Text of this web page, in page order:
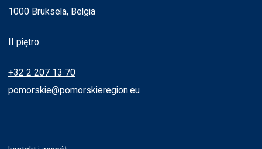
1000 Bruksela, Belgia
II piętro
+32 2 207 13 70
pomorskie@pomorskieregion.eu